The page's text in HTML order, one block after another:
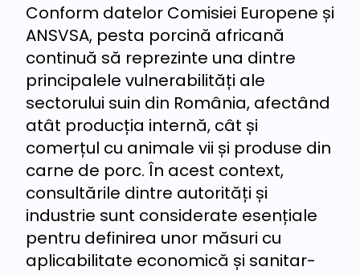
Conform datelor Comisiei Europene și
ANSVSA, pesta porcină africană
continuă să reprezinte una dintre
principalele vulnerabilități ale
sectorului suin din România, afectând
atât producția internă, cât și
comerțul cu animale vii și produse din
carne de porc. În acest context,
consultările dintre autorități și
industrie sunt considerate esențiale
pentru definirea unor măsuri cu
aplicabilitate economică și sanitar-